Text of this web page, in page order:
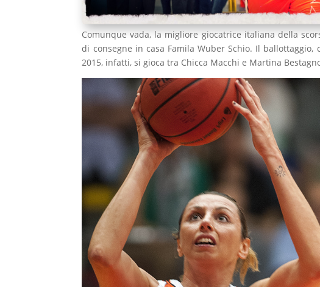
Comunque vada, la migliore giocatrice italiana della
di consegne in casa Famila Wuber Schio. Il
2015, infatti, si gioca tra Chicca Macchi e Martina